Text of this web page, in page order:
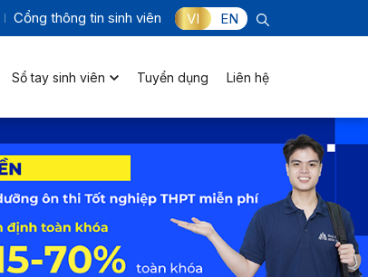
Cổng thông tin sinh viên VI EN
Sổ tay sinh viên Tuyển dụng Liên hệ